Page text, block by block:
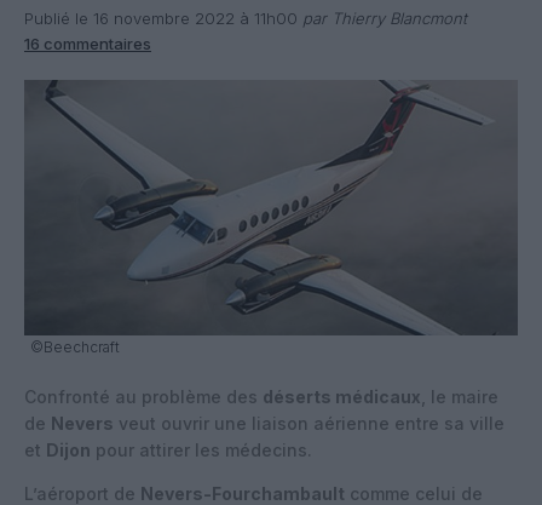
Publié le 16 novembre 2022 à 11h00 par Thierry Blancmont
16 commentaires
©Beechcraft
Confronté au problème des déserts médicaux , le maire
de Nevers veut ouvrir une liaison aérienne entre sa ville
et Dijon pour attirer les médecins.
L’aéroport de Nevers-Fourchambault comme celui de